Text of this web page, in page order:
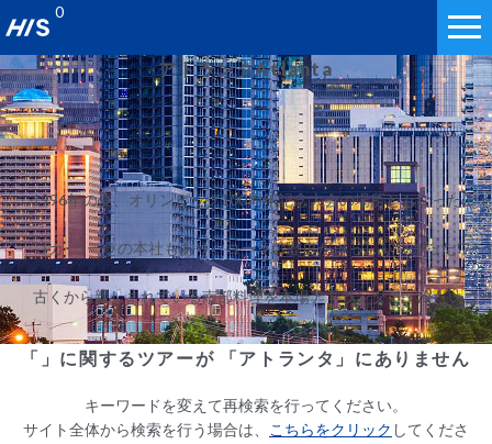
0
アトランタAtlanta
1996年の夏、オリンピック100周年記念大会の場所ともなったア
コカ･コーラの本社もあり、コーラの歴史がぎっしりつまったワ
古くから親しまれている南部料理を本場アトランタで。冷たい
「」に関するツアーが 「アトランタ」にありません
キーワードを変えて再検索を行ってください。
サイト全体から検索を行う場合は、
こちらをクリック してくださ